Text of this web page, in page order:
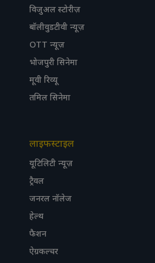
विजुअल स्टोरीज़
बॉलीवुडटीवी न्यूज़
OTT न्यूज़
भोजपुरी सिनेमा
मूवी रिव्यू
तमिल सिनेमा
लाइफस्टाइल
यूटिलिटी न्यूज़
ट्रैवल
जनरल नॉलेज
हेल्थ
फैशन
ऐग्रकल्चर